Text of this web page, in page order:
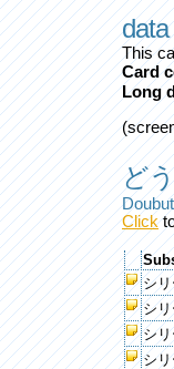
This
Card
Long
ど
Click
シ
シ
シリ
シ